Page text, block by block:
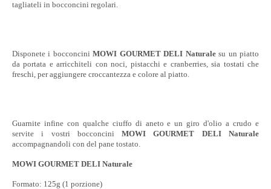
tagliateli in bocconcini regolari.
Disponete i bocconciniMOWI GOURMET DELI Naturalesu un piatto
da portata e arricchiteli con noci, pistacchi e cranberries, sia tostati che
freschi, per aggiungere croccantezza e colore al piatto.
Guarnite infine con qualche ciuffo di aneto e un giro d'olio a crudo e
servite i vostri bocconciniMOWI GOURMET DELI Naturale
accompagnandoli con del pane tostato.
MOWI GOURMET DELI Naturale
Formato: 125g (1 porzione)